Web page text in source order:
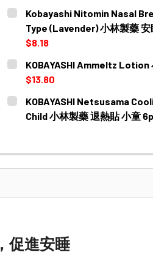
Kobayashi Nitomin Nasal
Type (Lavender) 小林製藥
$8.18
CURRENT
STOCK:
QUANTITY:
KOBAYASHI Ammeltz
$13.80
CURRENT
STOCK:
QUANTITY:
DECREASE QUANTITY OF
INCREASE
KOBAYASHI Netsusama
Child 小林製藥 退熱貼 小童
DECREASE QUANTITY OF
INCREASE
促進安睡